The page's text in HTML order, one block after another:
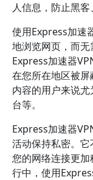
人信息，防止黑客
使用Express加速
地浏览网页，而无
Express加速器
在您所在地区被
内容的用户来说
台等。
Express加速器
活动保持私密。
您的网络连接更
行中，使用